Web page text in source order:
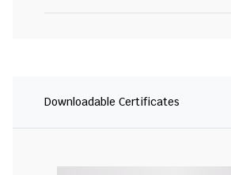
Downloadable Certificates